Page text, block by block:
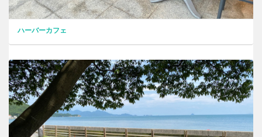
ハーバーカフェ